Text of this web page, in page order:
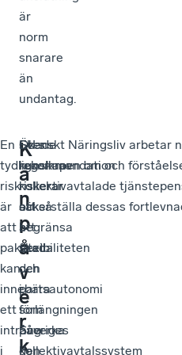
är
norm
snarare
än
undantag.
En
tydlig
risk
är
att
paketet
kan
innebära
ett
intrång
i
K
a
n
p
å
v
e
r
k
EU:s
rekommendation
riskerar
att
begränsa
flexibiliteten
och
i
förlängningen
påverka
den
Ökade
regelkrav
riskerar
också
att
skada
den
partsautonomi
som
Sveriges
kollektivavtalssystem
Svenskt Näringsliv arbetar
kunskapen om och
kollektivavtalade
säkerställa dessas